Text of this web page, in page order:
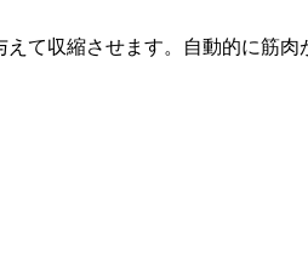
て収縮させます。自動的に筋